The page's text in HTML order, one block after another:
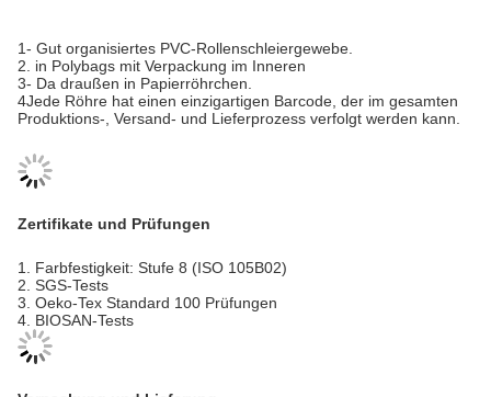
1- Gut organisiertes PVC-Rollenschleiergewebe.
2. in Polybags mit Verpackung im Inneren
3- Da draußen in Papierröhrchen.
4Jede Röhre hat einen einzigartigen Barcode, der im gesamten
Produktions-, Versand- und Lieferprozess verfolgt werden kann.
Zertifikate und Prüfungen
1. Farbfestigkeit: Stufe 8 (ISO 105B02)
2. SGS-Tests
3. Oeko-Tex Standard 100 Prüfungen
4. BIOSAN-Tests